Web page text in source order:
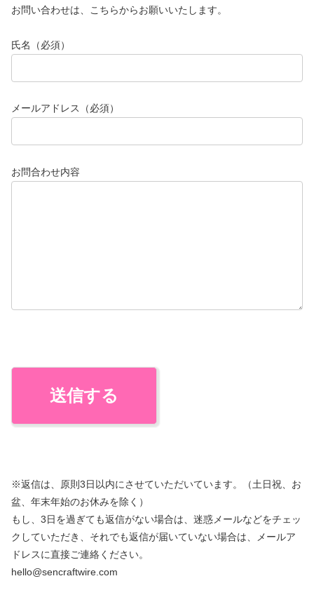
お問い合わせは、こちらからお願いいたします。
氏名（必須）
メールアドレス（必須）
お問合わせ内容
※返信は、原則3日以内にさせていただいています。（土日祝、お
盆、年末年始のお休みを除く）
もし、3日を過ぎても返信がない場合は、迷惑メールなどをチェッ
クしていただき、それでも返信が届いていない場合は、メールア
ドレスに直接ご連絡ください。
hello@sencraftwire.com